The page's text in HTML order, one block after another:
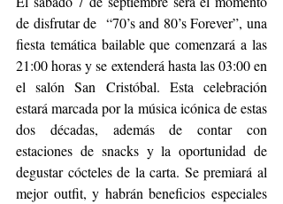
de disfrutar de  “70’s and 80’s Forever”, una
fiesta temática bailable que comenzará a las
21:00 horas y se extenderá hasta las 03:00 en
el salón San Cristóbal. Esta celebración
estará marcada por la música icónica de estas
dos décadas, además de contar con
estaciones de snacks y la oportunidad de
degustar cócteles de la carta. Se premiará al
mejor outfit, y habrán beneficios especiales